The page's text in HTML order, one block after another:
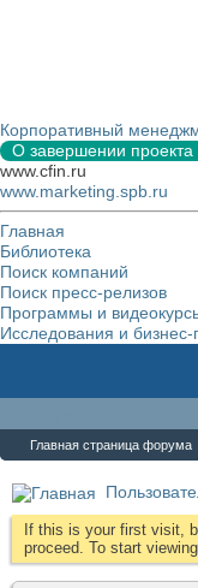
Корпоративный
О завершении проекта
www.cfin.ru
www.marketing.spb.ru
Главная
Библиотека
Поиск компаний
Поиск пресс-релизов
Программы и
Исследования и
Главная страница форума
If this is your first visit,
proceed. To start